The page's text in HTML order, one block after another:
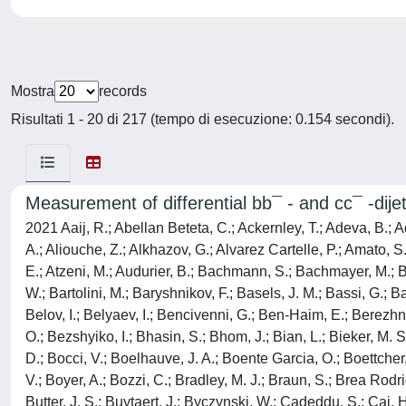
Mostra
records
Risultati 1 - 20 di 217 (tempo di esecuzione: 0.154 secondi).
Measurement of differential bb¯ - and cc¯ -
2021 Aaij, R.; Abellan Beteta, C.; Ackernley, T.; Adeva, B.; Adinolfi, M.; Afsharnia, H.; Aidala, C. A.; Aiola, S.; Ajaltouni, Z.; Akar, S.; Albrecht, J.; Alessio, F.; Alexander, M.; Alfonso Albero, A.; Aliouche, Z.; Alkhazov, G.; Alvarez Cartelle, P.; Amato, S.; Amhis, Y.; An, L.; Anderlini, L.; Andreianov, A.; Andreotti, M.; Archilli, F.; Artamonov, A.; Artuso, M.; Arzymatov, K.; Aslanides, E.; Atzeni, M.; Audurier, B.; Bachmann, S.; Bachmayer, M.; Back, J. J.; Baker, S.; Baladron Rodriguez, P.; Balagura, V.; Baldini, W.; Baptista Leite, J.; Barlow, R. J.; Barsuk, S.; Barter, W.; Bartolini, M.; Baryshnikov, F.; Basels, J. M.; Bassi, G.; Batsukh, B.; Battig, A.; Bay, A.; Becker, M.; Bedeschi, F.; Bediaga, I.; Beiter, A.; Belavin, V.; Belin, S.; Bellee, V.; Belous, K.; Belov, I.; Belyaev, I.; Bencivenni, G.; Ben-Haim, E.; Berezhnoy, A.; Bernet, R.; Berninghoff, D.; Bernstein, H. C.; Bertella, C.; Bertholet, E.; Bertolin, A.; Betancourt, C.; Betti, F.; Bettler, M. O.; Bezshyiko, I.; Bhasin, S.; Bhom, J.; Bian, L.; Bieker, M. S.; Bifani, S.; Billoir, P.; Birch, M.; Bishop, F. C. R.; Bizzeti, A.; Bjorn, M.; Blago, M. P.; Blake, T.; Blanc, F.; Blusk, S.; Bobulska, D.; Bocci, V.; Boelhauve, J. A.; Boente Garcia, O.; Boettcher, T.; Boldyrev, A.; Bondar, A.; Bondar, N.; Borghi, S.; Borisyak, M.; Borsato, M.; Borsuk, J. T.; Bouchiba, S. A.; Bowcock, T. J. V.; Boyer, A.; Bozzi, C.; Bradley, M. J.; Braun, S.; Brea Rodriguez, A.; Brodski, M.; Brodzicka, J.; Brossa Gonzalo, A.; Brundu, D.; Buonaura, A.; Burr, C.; Bursche, A.; Butkevich, A.; Butter, J. S.; Buytaert, J.; Byczynski, W.; Cadeddu, S.; Cai, H.; Calabrese, R.; Calefice, L.; Calero Diaz, L.; Cali, S.; Calladine, R.; Calvi, M.; Calvo Gomez, M.; Camargo Magalhaes, P.; Camboni, A.; Campana, P.; Campora Perez, D. H.; Campoverde Quezada, A. F.; Capelli, S.; Capriotti, L.; Carbone, A.; Carboni, G.; Cardinale, R.; Cardini, A.; Carli, I.; Carniti, P.; Carvalho Akiba, K.; Casais Vidal, A.; Casse, G.; Cattaneo, M.; Cavallero, G.; Celani, S.; Cerasoli, J.; Chadwick, A. J.; Chapman, M. G.; Charles, M.; Charpentier, P.; Chatzikonstantinidis, G.; Chavez Barajas, C. A.; Chefdeville, M.; Chen, C.; Chen, S.; Chernov, A.; Chitic, S. -G.; Chobanova, V.; Cholak, S.; Chrzaszcz, M.; Chubykin, A.; Chulikov, V.; Ciambrone, P.; Cicala, M. F.; Cid Vidal, X.; Ciezarek, G.; Clarke, P. E. L.; Clemencic, M.; Cliff, H. V.; Closier, J.; Cobbledick, J. L.; Coco, V.; Coelho, J. A. B.; Cogan, J.; Cogneras, E.; Cojocariu, L.; Collins, P.; Colombo, T.; Congedo, L.; Contu, A.; Cooke, N.; Coombs, G.; Corti, G.; Costa Sobral, C. M.; Couturier, B.; Craik, D. C.; Crkovska, J.; Cruz Torres, M.; Currie, R.; Da Silva, C. L.; Dall'Occo, E.; Dalseno, J.; D'Ambrosio, C.; Danilina, A.; D'Argent, P.; Davis, A.; De Aguiar Francisco, O.; De Bruyn, K.; De Capua, S.; De Cian, M.; De Miranda, J. M.; De Paula, L.; De Serio, M.; De Simone, D.; De Simone, P.; de Vries, J. A.; Dean, C. T.; Dean, W.; Decamp, D.; Del Buono, L.; Delaney, B.; Dembinski, H. -P.; Dendek, A.; Denysenko, V.; Derkach, D.; Deschamps, O.; Desse, F.; Dettori, F.; Dey, B.; Di Nezza, P.; Didenko, S.; Dieste Maronas, L.; Dijkstra, H.; Dobishuk, V.;